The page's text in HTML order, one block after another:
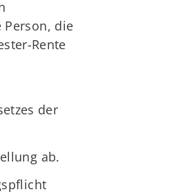
Person, die
Rente
der
ab.